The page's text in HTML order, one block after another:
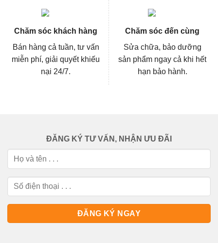
Chăm sóc khách hàng
Bán hàng cả tuần, tư vấn
miễn phí, giải quyết khiếu
nại 24/7.
Chăm sóc đến cùng
Sửa chữa, bảo dưỡng
sản phẩm ngay cả khi hết
hạn bảo hành.
ĐĂNG KÝ TƯ VẤN, NHẬN ƯU ĐÃI